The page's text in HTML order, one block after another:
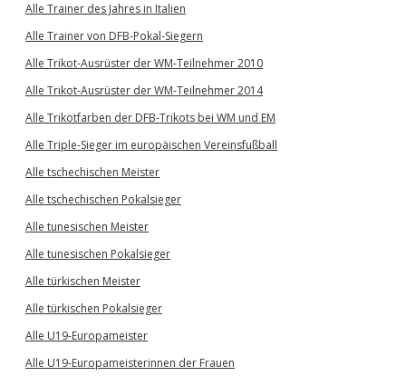
Alle Trainer des Jahres in Italien
Alle Trainer von DFB-Pokal-Siegern
Alle Trikot-Ausrüster der WM-Teilnehmer 2010
Alle Trikot-Ausrüster der WM-Teilnehmer 2014
Alle Trikotfarben der DFB-Trikots bei WM und EM
Alle Triple-Sieger im europäischen Vereinsfußball
Alle tschechischen Meister
Alle tschechischen Pokalsieger
Alle tunesischen Meister
Alle tunesischen Pokalsieger
Alle türkischen Meister
Alle türkischen Pokalsieger
Alle U19-Europameister
Alle U19-Europameisterinnen der Frauen